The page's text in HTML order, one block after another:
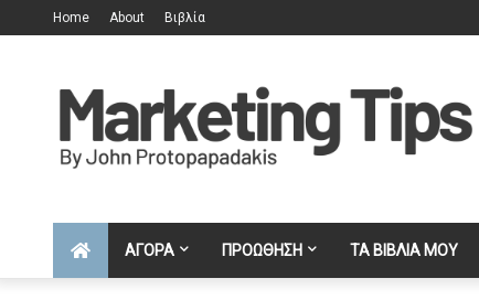
Home About Βιβλία
ΑΓΟΡΑ ΠΡΟΩΘΗΣΗ ΤΑ ΒΙΒΛΙΑ ΜΟΥ